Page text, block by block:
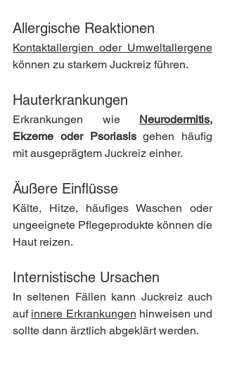
Allergische Reaktionen
Kontaktallergien oder Umweltallergene
können zu starkem Juckreiz führen.
Hauterkrankungen
Erkrankungen wie Neurodermitis,
Ekzeme oder Psoriasis gehen häufig
mit ausgeprägtem Juckreiz einher.
Äußere Einflüsse
Kälte, Hitze, häufiges Waschen oder
ungeeignete Pflegeprodukte können die
Haut reizen.
Internistische Ursachen
In seltenen Fällen kann Juckreiz auch
auf innere Erkrankungen hinweisen und
sollte dann ärztlich abgeklärt werden.